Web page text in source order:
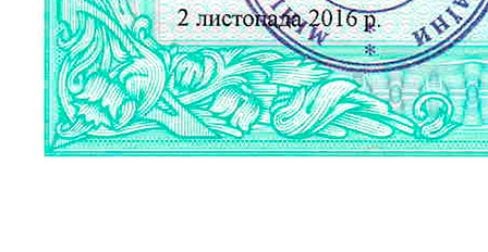
Вивчаємо жестову мову
Дитяча сторінка
Новини про жестову мову
Ресурс для вивчення жестових мов різних країн
ЦУЖМ
Проєкт "Жестова мова для поліцейських"
Про шахрайські схеми
ВІКТОРИНА